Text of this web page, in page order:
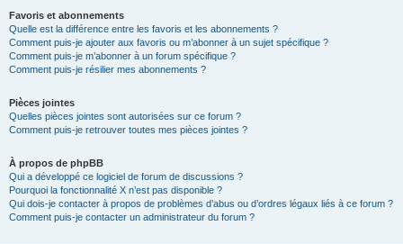
Favoris et abonnements
Quelle est la différence entre les favoris et les abonnements ?
Comment puis-je ajouter aux favoris ou m’abonner à un sujet spécifique ?
Comment puis-je m’abonner à un forum spécifique ?
Comment puis-je résilier mes abonnements ?
Pièces jointes
Quelles pièces jointes sont autorisées sur ce forum ?
Comment puis-je retrouver toutes mes pièces jointes ?
À propos de phpBB
Qui a développé ce logiciel de forum de discussions ?
Pourquoi la fonctionnalité X n’est pas disponible ?
Qui dois-je contacter à propos de problèmes d’abus ou d’ordres légaux liés à ce forum ?
Comment puis-je contacter un administrateur du forum ?